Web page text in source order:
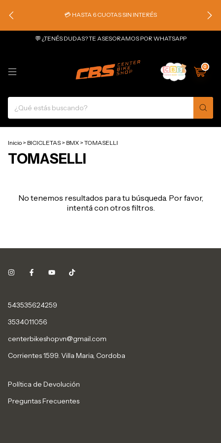
💳 HASTA 6 CUOTAS SIN INTERÉS
💬 ¿TENÉS DUDAS? TE ASESORAMOS POR WHATSAPP
0
Inicio > BICICLETAS > BMX > TOMASELLI
TOMASELLI
No tenemos resultados para tu búsqueda. Por favor,
intentá con otros filtros.
543535624259
3534011056
centerbikeshopvn@gmail.com
Corrientes 1599. Villa Maria, Cordoba
Política de Devolución
Preguntas Frecuentes